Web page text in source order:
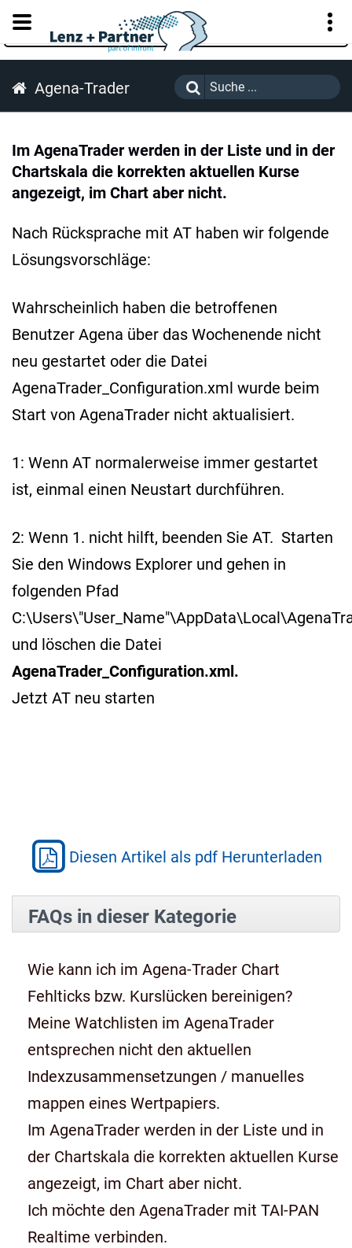
KUNDENPORTAL
Agena-Trader
Im AgenaTrader werden in der Liste und in der
Chartskala die korrekten aktuellen Kurse
angezeigt, im Chart aber nicht.
Nach Rücksprache mit AT haben wir folgende
Lösungsvorschläge:
Wahrscheinlich haben die betroffenen
Benutzer Agena über das Wochenende nicht
neu gestartet oder die Datei
AgenaTrader_Configuration.xml wurde beim
Start von AgenaTrader nicht aktualisiert.
1: Wenn AT normalerweise immer gestartet
ist, einmal einen Neustart durchführen.
2: Wenn 1. nicht hilft, beenden Sie AT. Starten
Sie den Windows Explorer und gehen in
folgenden Pfad
und löschen die Datei
AgenaTrader_Configuration.xml.
Jetzt AT neu starten
Diesen Artikel als pdf Herunterladen
FAQs in dieser Kategorie
Wie kann ich im Agena-Trader Chart
Fehlticks bzw. Kurslücken bereinigen?
Meine Watchlisten im AgenaTrader
entsprechen nicht den aktuellen
Indexzusammensetzungen / manuelles
mappen eines Wertpapiers.
Im AgenaTrader werden in der Liste und in
der Chartskala die korrekten aktuellen Kurse
angezeigt, im Chart aber nicht.
Ich möchte den AgenaTrader mit TAI-PAN
Realtime verbinden.